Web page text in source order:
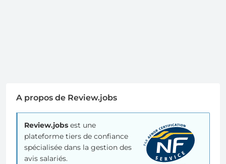
A propos de Review.jobs
Review.jobs est une
plateforme tiers de confiance
spécialisée dans la gestion des
avis salariés.